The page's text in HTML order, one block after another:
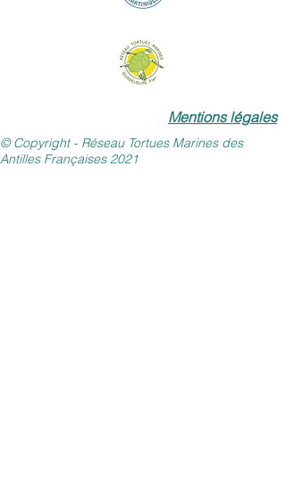
Mentions légales
© Copyright - Réseau Tortues Marines des
Antilles Françaises 2021